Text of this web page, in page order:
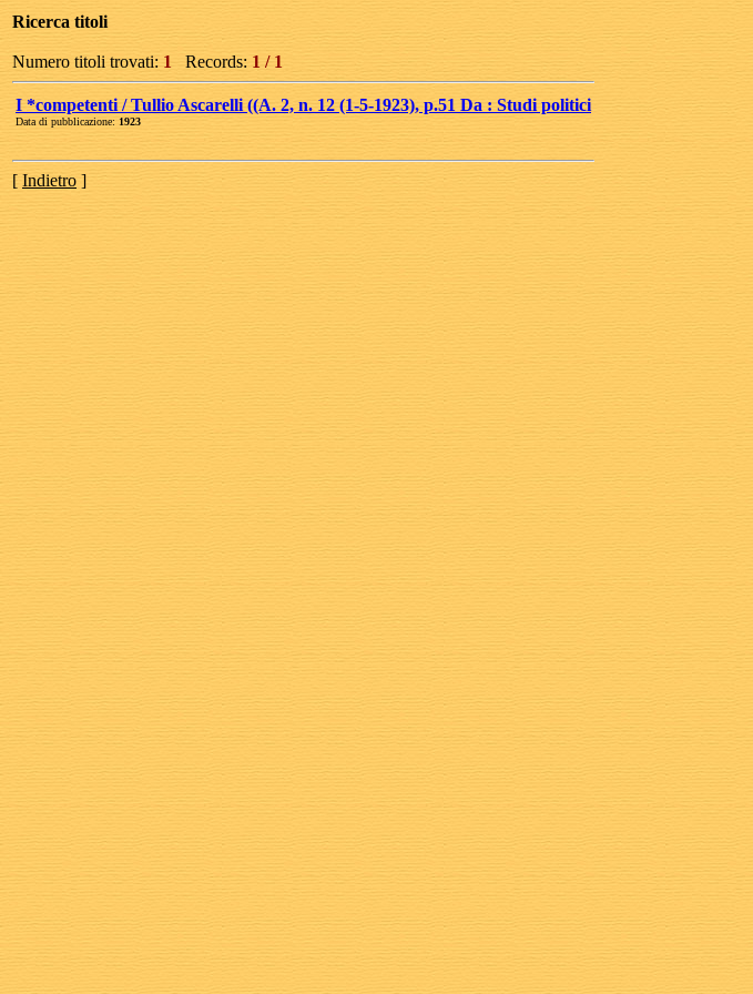
Ricerca titoli
Numero titoli trovati: 1 Records: 1 / 1
I *competenti / Tullio Ascarelli ((A. 2, n. 12 (1-5-1923), p.51 Da : Studi politici
Data di pubblicazione: 1923
[ Indietro ]